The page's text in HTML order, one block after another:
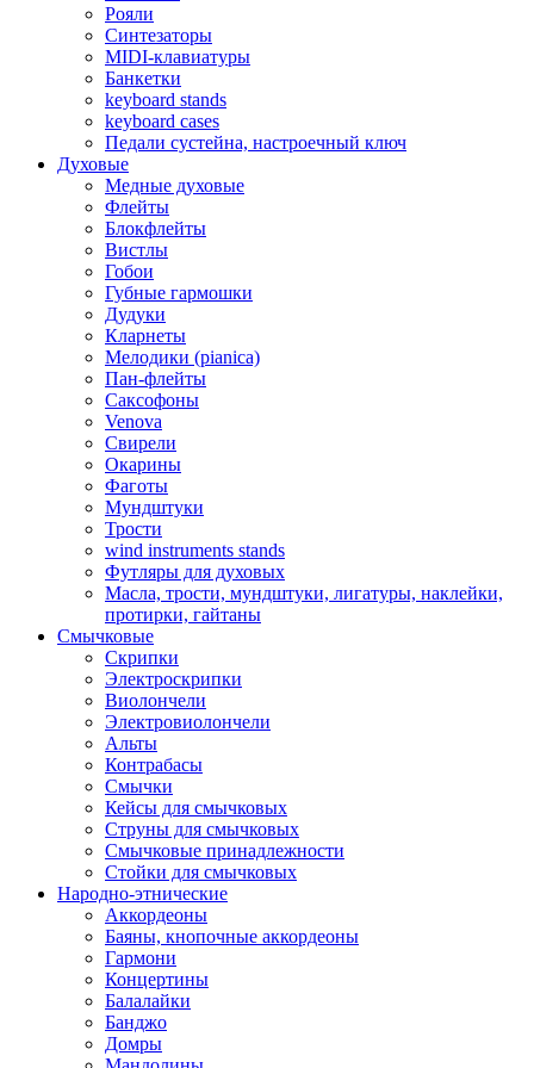
Рояли
Синтезаторы
MIDI-клавиатуры
Банкетки
keyboard stands
keyboard cases
Педали сустейна, настроечный ключ
Духовые
Медные духовые
Флейты
Блокфлейты
Вистлы
Гобои
Губные гармошки
Дудуки
Кларнеты
Мелодики (pianica)
Пан-флейты
Саксофоны
Venova
Свирели
Окарины
Фаготы
Мундштуки
Трости
wind instruments stands
Футляры для духовых
Масла, трости, мундштуки, лигатуры, наклейки,
протирки, гайтаны
Смычковые
Скрипки
Электроскрипки
Виолончели
Электровиолончели
Альты
Контрабасы
Смычки
Кейсы для смычковых
Струны для смычковых
Смычковые принадлежности
Стойки для смычковых
Народно-этнические
Аккордеоны
Баяны, кнопочные аккордеоны
Гармони
Концертины
Балалайки
Банджо
Домры